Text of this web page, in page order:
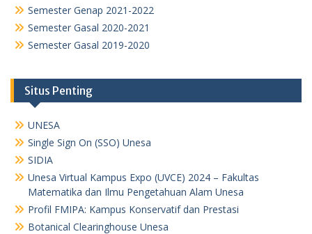
Semester Genap 2021-2022
Semester Gasal 2020-2021
Semester Gasal 2019-2020
Situs Penting
UNESA
Single Sign On (SSO) Unesa
SIDIA
Unesa Virtual Kampus Expo (UVCE) 2024 – Fakultas
Matematika dan Ilmu Pengetahuan Alam Unesa
Profil FMIPA: Kampus Konservatif dan Prestasi
Botanical Clearinghouse Unesa